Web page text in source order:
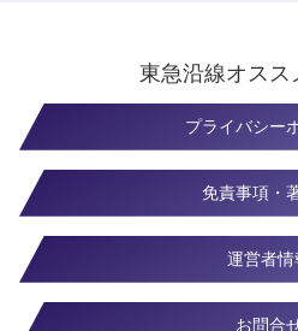
東急沿線オス
プライバシー
免責事項・
運営者情
お問合